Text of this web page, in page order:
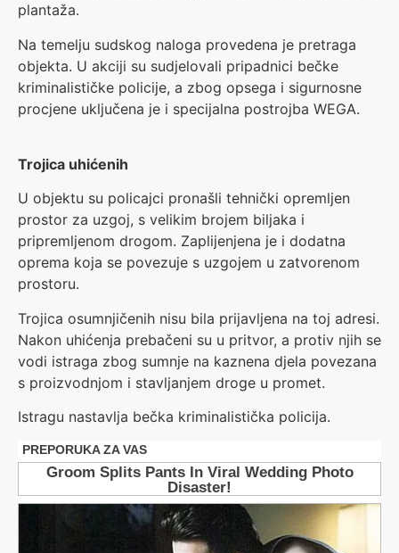
plantaža.
Na temelju sudskog naloga provedena je pretraga
objekta. U akciji su sudjelovali pripadnici bečke
kriminalističke policije, a zbog opsega i sigurnosne
procjene uključena je i specijalna postrojba WEGA.
Trojica uhićenih
U objektu su policajci pronašli tehnički opremljen
prostor za uzgoj, s velikim brojem biljaka i
pripremljenom drogom. Zaplijenjena je i dodatna
oprema koja se povezuje s uzgojem u zatvorenom
prostoru.
Trojica osumnjičenih nisu bila prijavljena na toj adresi.
Nakon uhićenja prebačeni su u pritvor, a protiv njih se
vodi istraga zbog sumnje na kaznena djela povezana
s proizvodnjom i stavljanjem droge u promet.
Istragu nastavlja bečka kriminalistička policija.